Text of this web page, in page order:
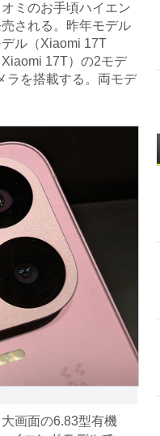
ミのお手頃ハイエン
される。昨年モデル
ル（Xiaomi 17T
17T）の2モデ
ラを搭載する。両モデ
画面の6.83型有機